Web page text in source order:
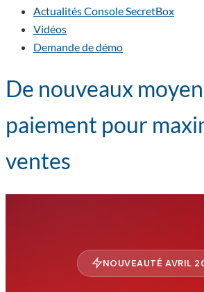
Actualités Console SecretBox
Vidéos
Demande de démo
De nouveaux
paiement pour
ventes
NOUVEAUTÉ AVRIL